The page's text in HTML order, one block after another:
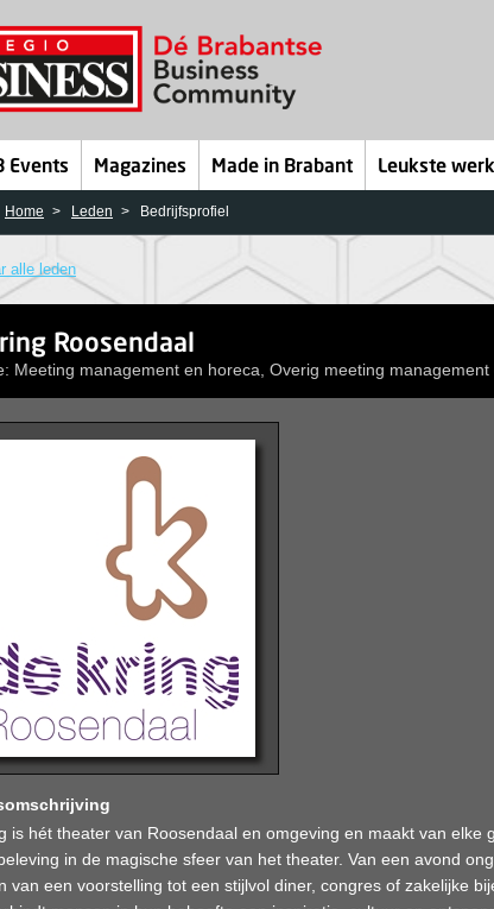
Events Magazines Made in Brabant Leukste
Home Leden Bedrijfsprofiel
alle leden
Roosendaal
Meeting management en horeca, Overig meeting management
is hét theater van Roosendaal en omgeving en maakt van elke
in de magische sfeer van het theater. Van een avond
van een voorstelling tot een stijlvol diner, congres of zakelijke